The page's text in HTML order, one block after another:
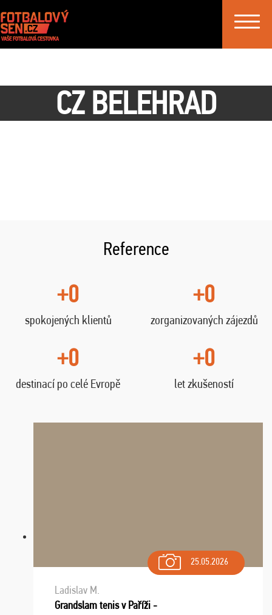
Toggle
CZ BELEHRAD
Reference
+0
spokojených klientů
+0
zorganizovaných zájezdů
+0
destinací po celé Evropě
+0
let zkušeností
25.05.2026
Ladislav M.
Grandslam tenis v Paříži -